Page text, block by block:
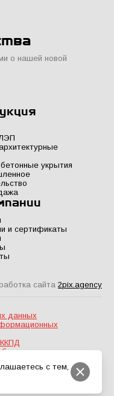
с тем,
о нашей новой
укрытия
и сертификаты
сайта 2pix.agency
данных
персональных